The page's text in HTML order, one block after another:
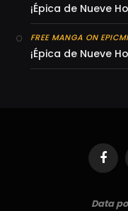
¡Épica de Nueve
FREE MANGA ON
¡Épica de Nueve
Data